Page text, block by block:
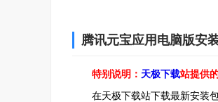
腾讯元宝应用电脑版安
特别说明： 天极下载站提供
在天极下载站下载最新安装包